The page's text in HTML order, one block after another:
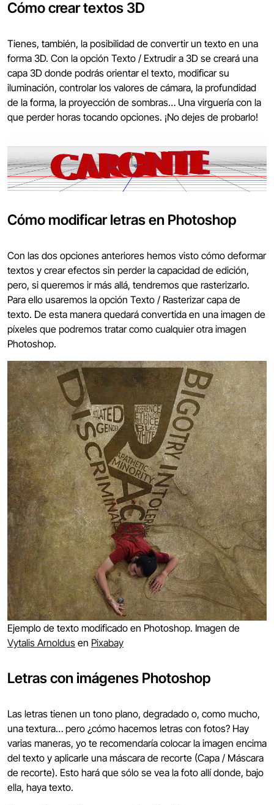
Cómo crear textos 3D
Tienes, también, la posibilidad de convertir un texto en una
forma 3D. Con la opción Texto / Extrudir a 3D se creará una
capa 3D donde podrás orientar el texto, modificar su
iluminación, controlar los valores de cámara, la profundidad
de la forma, la proyección de sombras… Una virguería con la
que perder horas tocando opciones. ¡No dejes de probarlo!
Cómo modificar letras en Photoshop
Con las dos opciones anteriores hemos visto cómo deformar
textos y crear efectos sin perder la capacidad de edición,
pero, si queremos ir más allá, tendremos que rasterizarlo.
Para ello usaremos la opción Texto / Rasterizar capa de
texto. De esta manera quedará convertida en una imagen de
píxeles que podremos tratar como cualquier otra imagen
Photoshop.
Ejemplo de texto modificado en Photoshop. Imagen de
Vytalis Arnoldus en Pixabay
Letras con imágenes Photoshop
Las letras tienen un tono plano, degradado o, como mucho,
una textura… pero ¿cómo hacemos letras con fotos? Hay
varias maneras, yo te recomendaría colocar la imagen encima
del texto y aplicarle una máscara de recorte (Capa / Máscara
de recorte). Esto hará que sólo se vea la foto allí donde, bajo
ella, haya texto.